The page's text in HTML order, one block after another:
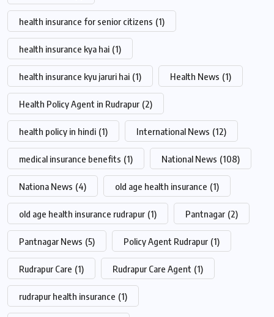
health insurance for senior citizens (1)
health insurance kya hai (1)
health insurance kyu jaruri hai (1) Health News (1)
Health Policy Agent in Rudrapur (2)
health policy in hindi (1) International News (12)
medical insurance benefits (1) National News (108)
Nationa News (4) old age health insurance (1)
old age health insurance rudrapur (1) Pantnagar (2)
Pantnagar News (5) Policy Agent Rudrapur (1)
Rudrapur Care (1) Rudrapur Care Agent (1)
rudrapur health insurance (1)